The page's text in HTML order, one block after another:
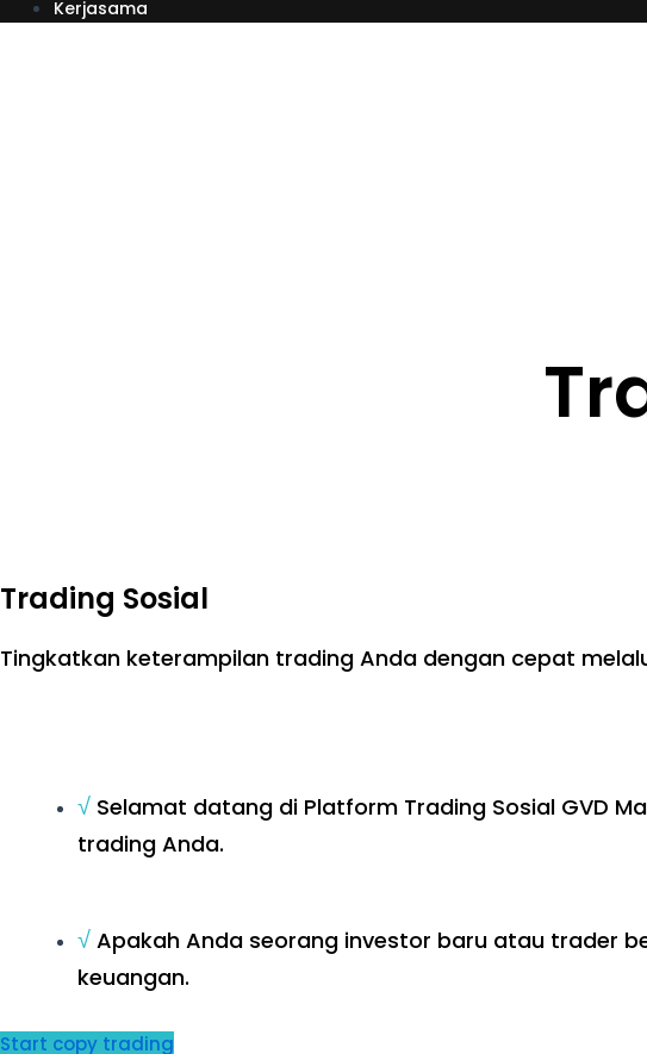
Kerjasama
Trading Sosial
Tingkatkan keterampilan trading Anda dengan cepat
√ Selamat datang di Platform Trading Sosial GVD
trading Anda.
√ Apakah Anda seorang investor baru atau trader
keuangan.
Start copy trading